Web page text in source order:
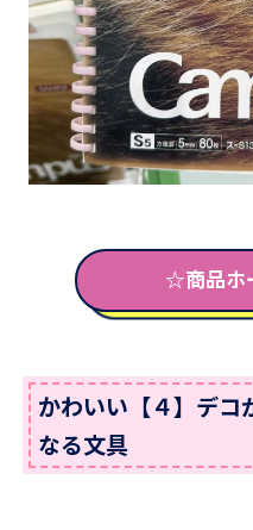
☆商品ホ
かわいい【４】デコ
なる文具